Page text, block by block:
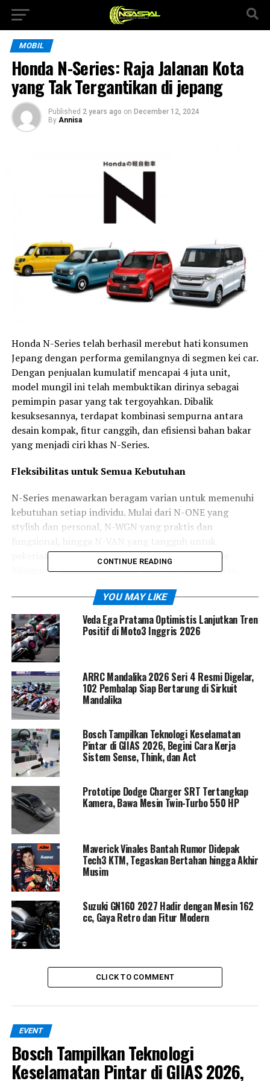
MOBIL
Honda N-Series: Raja Jalanan Kota
yang Tak Tergantikan di jepang
Published 2 years ago on December 12, 2024
By Annisa
Honda N-Series telah berhasil merebut hati konsumen
Jepang dengan performa gemilangnya di segmen kei car.
Dengan penjualan kumulatif mencapai 4 juta unit,
model mungil ini telah membuktikan dirinya sebagai
pemimpin pasar yang tak tergoyahkan. Dibalik
kesuksesannya, terdapat kombinasi sempurna antara
desain kompak, fitur canggih, dan efisiensi bahan bakar
yang menjadi ciri khas N-Series.
Fleksibilitas untuk Semua Kebutuhan
N-Series menawarkan beragam varian untuk memenuhi
kebutuhan setiap individu. Mulai dari N-ONE yang
stylish dan personal, N-WGN yang praktis dan
pekerjaan berat. Filosofi “Man Maximum, Machine
Minimum” memastikan kabin yang luas dan nyaman,
Inovasi Tanpa Henti
Honda terus berinovasi untuk meningkatkan nilai
tambah N-Series. Integrasi teknologi Honda SENSING
memberikan lapisan keamanan ekstra, sementara fitur
konektivitas modern memungkinkan pengendara tetap
terhubung selama perjalanan. Dengan peluncuran
generasi ketiga N-BOX, Honda semakin memanjakan
yang lebih canggih.
Menuju Era Elektrifikasi
Honda memperkenalkan N-VAN e:, kendaraan komersial
listrik pertama dalam lini N-Series. Model ini tidak hanya
Pertamina, Honda N-VAN EV Prototype telah berhasil
membuktikan potensinya sebagai solusi mobilitas
perkotaan di Indonesia.
CONTINUE READING
YOU MAY LIKE
Veda Ega Pratama Optimistis Lanjutkan Tren
Positif di Moto3 Inggris 2026
ARRC Mandalika 2026 Seri 4 Resmi Digelar,
102 Pembalap Siap Bertarung di Sirkuit
Mandalika
Bosch Tampilkan Teknologi Keselamatan
Pintar di GIIAS 2026, Begini Cara Kerja
Sistem Sense, Think, dan Act
Prototipe Dodge Charger SRT Tertangkap
Kamera, Bawa Mesin Twin-Turbo 550 HP
Maverick Vinales Bantah Rumor Didepak
Tech3 KTM, Tegaskan Bertahan hingga Akhir
Musim
Suzuki GN160 2027 Hadir dengan Mesin 162
cc, Gaya Retro dan Fitur Modern
CLICK TO COMMENT
EVENT
Bosch Tampilkan Teknologi
Keselamatan Pintar di GIIAS 2026,